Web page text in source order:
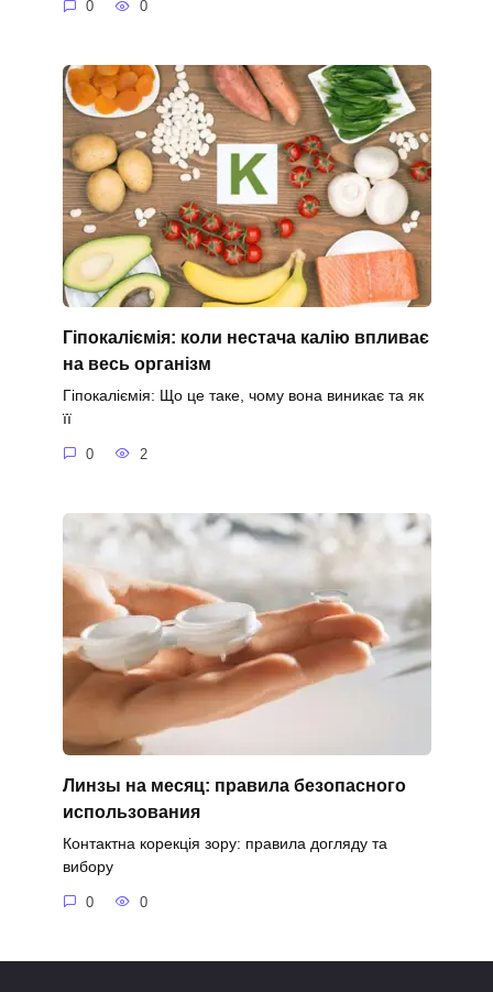
0 0
Гіпокаліємія: коли нестача калію впливає
на весь організм
Гіпокаліємія: Що це таке, чому вона виникає та як
її
0 2
Линзы на месяц: правила безопасного
использования
Контактна корекція зору: правила догляду та
вибору
0 0